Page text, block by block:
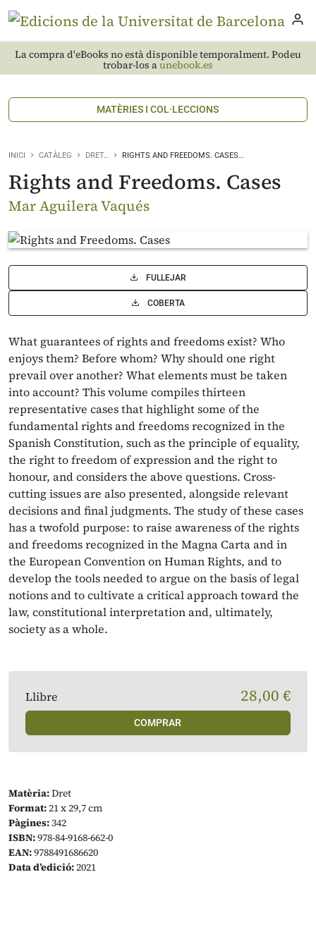
La compra d'eBooks no està disponible temporalment. Podeu
trobar-los aunebook.es
MATÈRIES I COL·LECCIONS
INICI CATÀLEG DRET… RIGHTS AND FREEDOMS. CASES…
Rights and Freedoms. Cases
Mar Aguilera Vaqués
FULLEJAR
COBERTA
What guarantees of rights and freedoms exist? Who
enjoys them? Before whom? Why should one right
prevail over another? What elements must be taken
into account? This volume compiles thirteen
representative cases that highlight some of the
fundamental rights and freedoms recognized in the
Spanish Constitution, such as the principle of equality,
the right to freedom of expression and the right to
honour, and considers the above questions. Cross-
cutting issues are also presented, alongside relevant
decisions and final judgments. The study of these cases
has a twofold purpose: to raise awareness of the rights
and freedoms recognized in the Magna Carta and in
the European Convention on Human Rights, and to
develop the tools needed to argue on the basis of legal
notions and to cultivate a critical approach toward the
law, constitutional interpretation and, ultimately,
society as a whole.
Matèria:Dret
Format:21 x 29,7 cm
Pàgines:342
ISBN:978-84-9168-662-0
EAN:9788491686620
Data d’edició:2021
Llibre 28,00 €
COMPRAR